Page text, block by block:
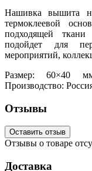
Нашивка вышита
термоклеевой
подходящей
подойдет для
мероприятий,
Размер: 60×40
Производство:
Отзывы
Оставить отзыв
Отзывы о товаре
Доставка